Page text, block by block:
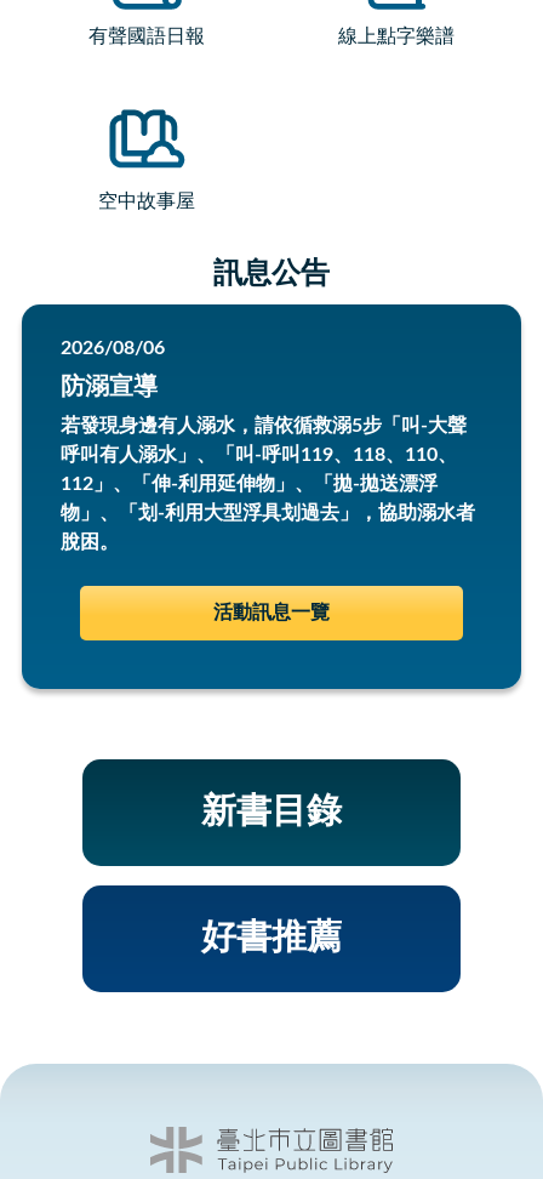
有聲國語日報 線上點字樂譜
空中故事屋
訊息公告
2026/08/06
防溺宣導
若發現身邊有人溺水，請依循救溺5步「叫-大聲
呼叫有人溺水」、「叫-呼叫119、118、110、
112」、「伸-利用延伸物」、「拋-拋送漂浮
物」、「划-利用大型浮具划過去」，協助溺水者
脫困。
活動訊息一覽
新書目錄
好書推薦